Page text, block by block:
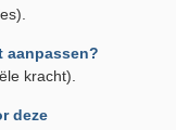
aanpassen?
kracht).
deze